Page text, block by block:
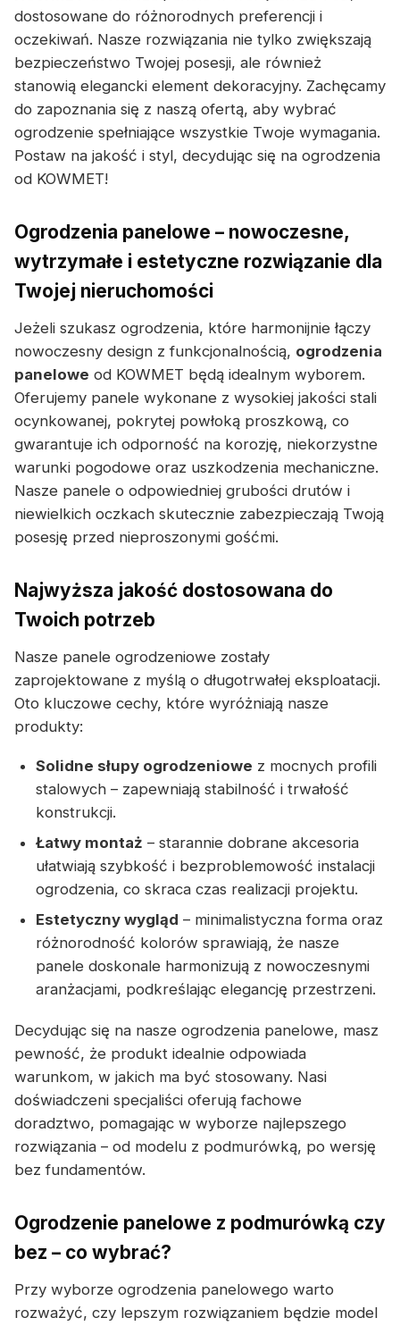
dostosowane do różnorodnych preferencji i
oczekiwań. Nasze rozwiązania nie tylko zwiększają
bezpieczeństwo Twojej posesji, ale również
stanowią elegancki element dekoracyjny. Zachęcamy
do zapoznania się z naszą ofertą, aby wybrać
ogrodzenie spełniające wszystkie Twoje wymagania.
Postaw na jakość i styl, decydując się na ogrodzenia
od KOWMET!
Ogrodzenia panelowe – nowoczesne,
wytrzymałe i estetyczne rozwiązanie dla
Twojej nieruchomości
Jeżeli szukasz ogrodzenia, które harmonijnie łączy
nowoczesny design z funkcjonalnością, ogrodzenia
panelowe od KOWMET będą idealnym wyborem.
Oferujemy panele wykonane z wysokiej jakości stali
ocynkowanej, pokrytej powłoką proszkową, co
gwarantuje ich odporność na korozję, niekorzystne
warunki pogodowe oraz uszkodzenia mechaniczne.
Nasze panele o odpowiedniej grubości drutów i
niewielkich oczkach skutecznie zabezpieczają Twoją
posesję przed nieproszonymi gośćmi.
Najwyższa jakość dostosowana do
Twoich potrzeb
Nasze panele ogrodzeniowe zostały
zaprojektowane z myślą o długotrwałej eksploatacji.
Oto kluczowe cechy, które wyróżniają nasze
produkty:
Solidne słupy ogrodzeniowe z mocnych profili
stalowych – zapewniają stabilność i trwałość
konstrukcji.
Łatwy montaż – starannie dobrane akcesoria
ułatwiają szybkość i bezproblemowość instalacji
ogrodzenia, co skraca czas realizacji projektu.
Estetyczny wygląd – minimalistyczna forma oraz
różnorodność kolorów sprawiają, że nasze
panele doskonale harmonizują z nowoczesnymi
aranżacjami, podkreślając elegancję przestrzeni.
Decydując się na nasze ogrodzenia panelowe, masz
pewność, że produkt idealnie odpowiada
warunkom, w jakich ma być stosowany. Nasi
doświadczeni specjaliści oferują fachowe
doradztwo, pomagając w wyborze najlepszego
rozwiązania – od modelu z podmurówką, po wersję
bez fundamentów.
Ogrodzenie panelowe z podmurówką czy
bez – co wybrać?
Przy wyborze ogrodzenia panelowego warto
rozważyć, czy lepszym rozwiązaniem będzie model